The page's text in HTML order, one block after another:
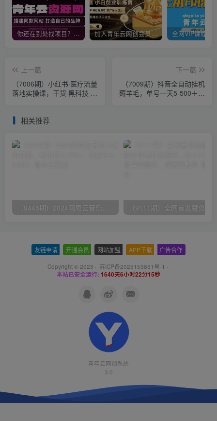
你还在到处找项目？还在当韭菜？我靠卖项目一个月收入5万+，曾经我也是个失败者。 加入青年云网创会员，全站资源免费学习。加入高级合伙人，推广日入1000+
上一篇
（7006期）小红书·医疗流量
落地实操课，干货·黑科技·落
下一篇
（7009期）抖音全自动挂机
薅羊毛，单号一天5-500＋，
相关推荐
友链申请 开通会员 网站加盟 APP下载 广告合作
Copyright © 2023 · 苏ICP备2025153851号-1 ·
本站已安全运行: 1640天6小时22分15秒
青年云网创系统
3.0